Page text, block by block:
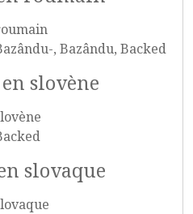
, Bazându, Backed
slovène
slovaque